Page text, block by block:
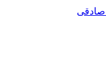
صادقی